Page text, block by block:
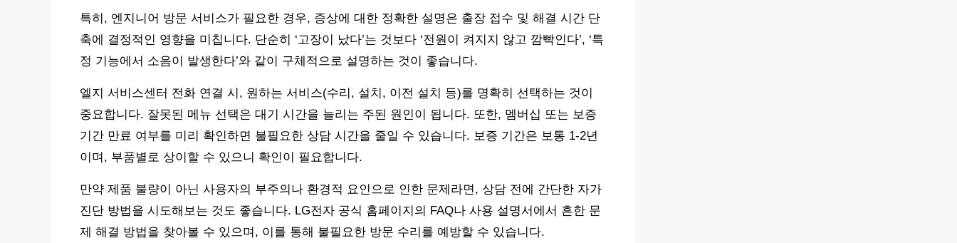
특히, 엔지니어 방문 서비스가 필요한 경우, 증상에 대한 정확한 설명은 출장 접수 및 해결 시간 단
축에 결정적인 영향을 미칩니다. 단순히 ‘고장이 났다’는 것보다 ‘전원이 켜지지 않고 깜빡인다’, ‘특
정 기능에서 소음이 발생한다’와 같이 구체적으로 설명하는 것이 좋습니다.
엘지 서비스센터 전화 연결 시, 원하는 서비스(수리, 설치, 이전 설치 등)를 명확히 선택하는 것이
중요합니다. 잘못된 메뉴 선택은 대기 시간을 늘리는 주된 원인이 됩니다. 또한, 멤버십 또는 보증
기간 만료 여부를 미리 확인하면 불필요한 상담 시간을 줄일 수 있습니다. 보증 기간은 보통 1-2년
이며, 부품별로 상이할 수 있으니 확인이 필요합니다.
만약 제품 불량이 아닌 사용자의 부주의나 환경적 요인으로 인한 문제라면, 상담 전에 간단한 자가
진단 방법을 시도해보는 것도 좋습니다. LG전자 공식 홈페이지의 FAQ나 사용 설명서에서 흔한 문
제 해결 방법을 찾아볼 수 있으며, 이를 통해 불필요한 방문 수리를 예방할 수 있습니다.